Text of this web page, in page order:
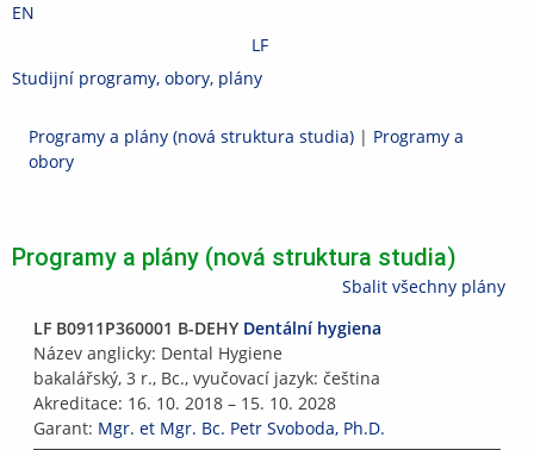
Přeskočit
lištu
Přeskočit
Přeskočit
Přeskočit
EN
LF
Změnit
Lékařská
>
Studijní programy, obory, plány
Programy a plány (nová struktura studia) | Programy a
obory
Programy a plány (nová struktura studia)
Sbalit všechny plány
LF B0911P360001 B-DEHY Dentální hygiena
Název anglicky: Dental Hygiene
bakalářský, 3 r., Bc., vyučovací jazyk: čeština
Akreditace: 16. 10. 2018 – 15. 10. 2028
Garant: Mgr. et Mgr. Bc. Petr Svoboda, Ph.D.